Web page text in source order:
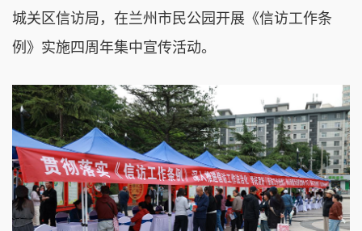
城关区信访局，在兰州市民公园开展《信访工作条
例》实施四周年集中宣传活动。